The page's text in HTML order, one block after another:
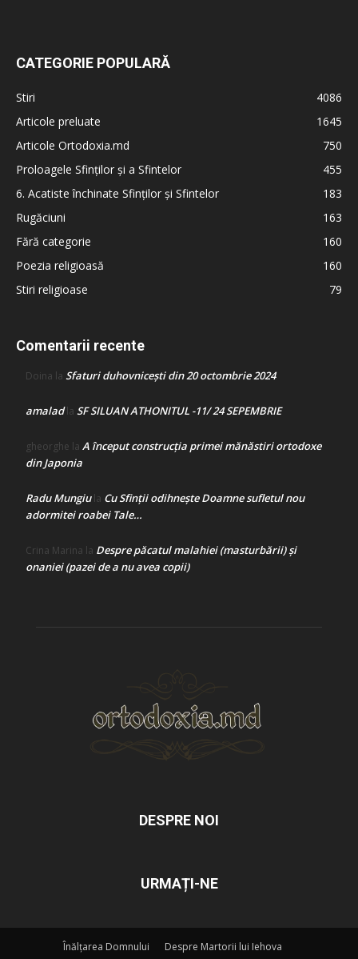
CATEGORIE POPULARĂ
Stiri
4086
Articole preluate
1645
Articole Ortodoxia.md
750
Proloagele Sfinților și a Sfintelor
455
6. Acatiste închinate Sfinților și Sfintelor
183
Rugăciuni
163
Fără categorie
160
Poezia religioasă
160
Stiri religioase
79
Comentarii recente
Doina la Sfaturi duhovnicești din 20 octombrie 2024
amaladla SF SILUAN ATHONITUL -11/ 24 SEPEMBRIE
gheorghe la A început construcţia primei mănăstiri ortodoxe
din Japonia
Radu Mungiula Cu Sfinții odihnește Doamne sufletul nou
adormitei roabei Tale…
Crina Marina la Despre păcatul malahiei (masturbării) şi
onaniei (pazei de a nu avea copii)
DESPRE NOI
URMAȚI-NE
Înălțarea Domnului
Despre Martorii lui Iehova